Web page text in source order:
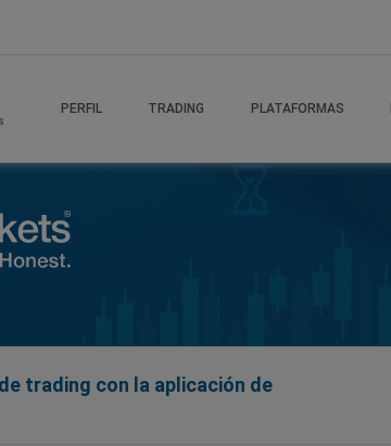
PERFIL TRADING PLATAFORMAS
trading con la aplicación de